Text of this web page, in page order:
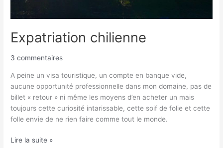
Expatriation chilienne
3 commentaires
A peine un visa touristique, un compte en banque vide,
aucune opportunité professionnelle dans mon domaine, pas de
billet « retour » ni même les moyens d’en acheter un mais
toujours cette curiosité intarissable, cette soif de folie et cette
folle envie de ne rien faire comme tout le monde.
Lire la suite »